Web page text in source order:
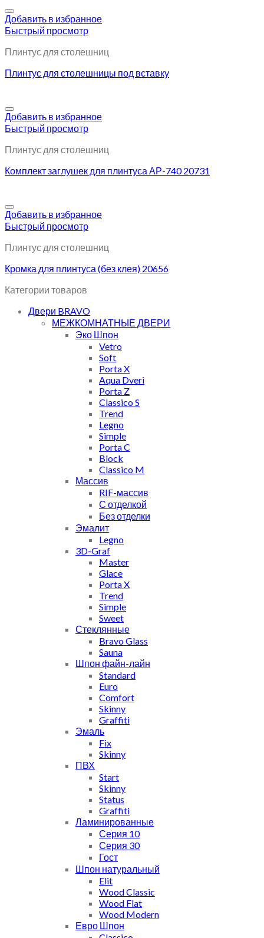
Добавить в избранное
Быстрый просмотр
Плинтус для столешниц
Плинтус для столешницы под вставку
Добавить в избранное
Быстрый просмотр
Плинтус для столешниц
Комплект заглушек для плинтуса АР-740 20731
Добавить в избранное
Быстрый просмотр
Плинтус для столешниц
Кромка для плинтуса (без клея) 20656
Категории товаров
Двери BRAVO
МЕЖКОМНАТНЫЕ ДВЕРИ
Эко Шпон
Vetro
Soft
Porta X
Aqua Dveri
Porta Z
Classico S
Trend
Legno
Simple
Porta C
Block
Classico M
Массив
RIF-массив
С отделкой
Без отделки
Эмалит
Legno
3D-Graf
Master
Glace
Porta X
Trend
Simple
Sweet
Стеклянные
Bravo Glass
Sauna
Шпон файн-лайн
Standard
Euro
Comfort
Skinny
Graffiti
Эмаль
Fix
Skinny
ПВХ
Start
Skinny
Status
Graffiti
Ламинированные
Серия 10
Серия 30
Гост
Шпон натуральный
Elit
Wood Classic
Wood Flat
Wood Modern
Евро Шпон